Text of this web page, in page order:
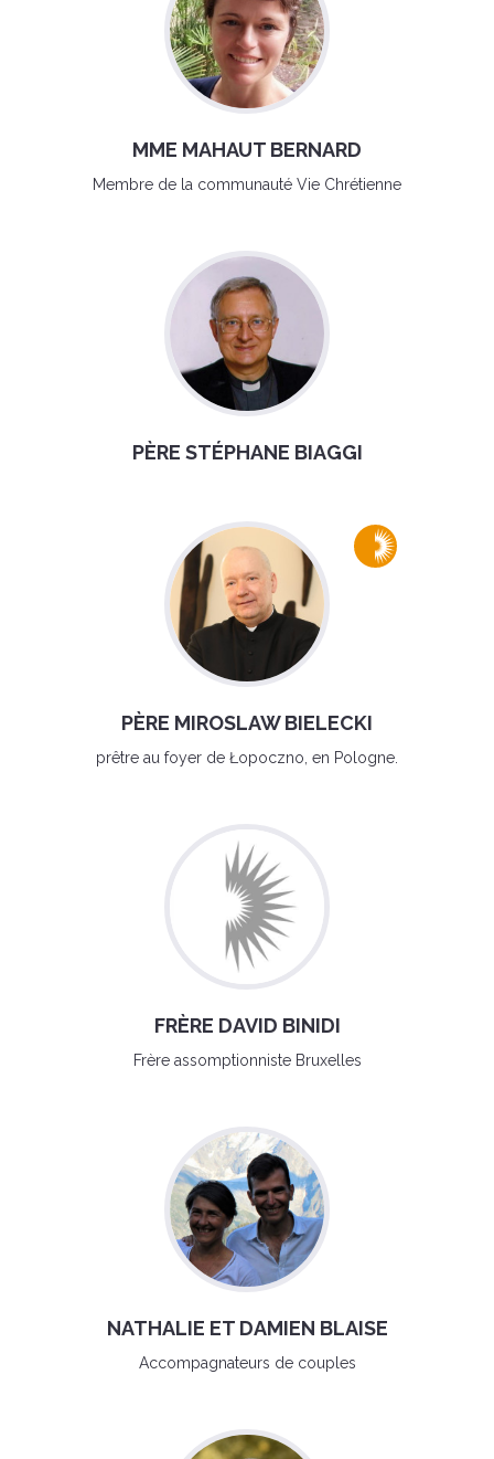
MME MAHAUT BERNARD
Membre de la communauté Vie Chrétienne
PÈRE STÉPHANE BIAGGI
PÈRE MIROSLAW BIELECKI
prêtre au foyer de Łopoczno, en Pologne.
FRÈRE DAVID BINIDI
Frère assomptionniste Bruxelles
NATHALIE ET DAMIEN BLAISE
Accompagnateurs de couples